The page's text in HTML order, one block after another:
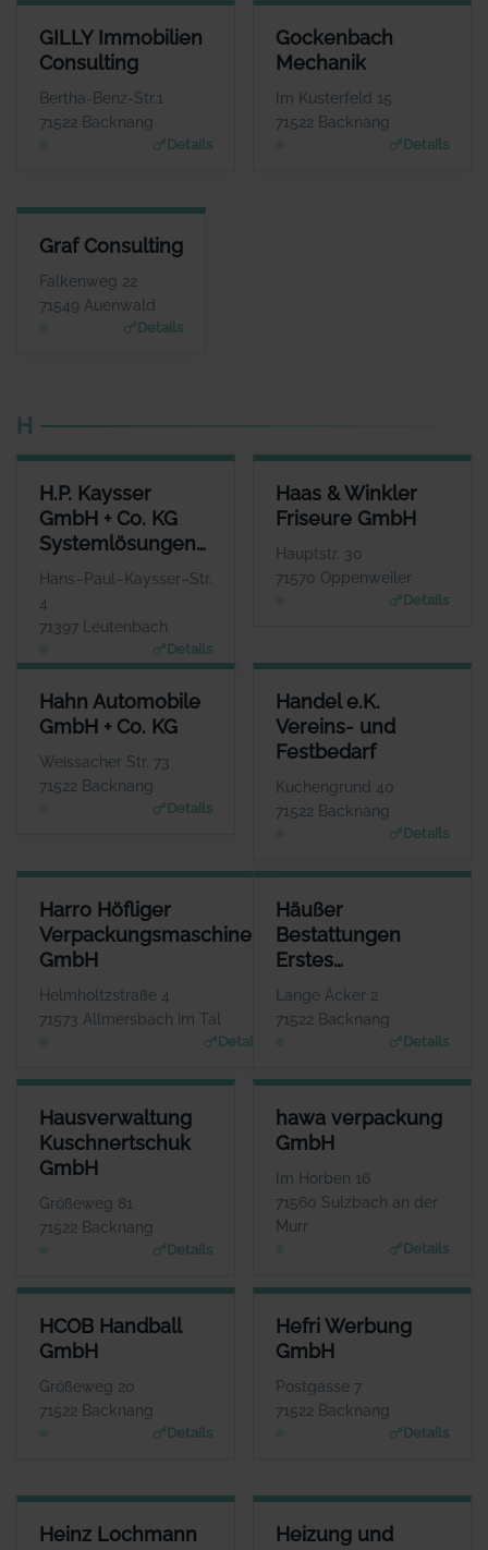
GILLY Immobilien
Consulting
Bertha-Benz-Str.1
71522 Backnang
Details
GILLY IMMOBILIEN CONSULTING
Herr Marcel Gilly
www.gilly-immobilien.de
Gockenbach
Mechanik
Im Kusterfeld 15
71522 Backnang
Details
GOCKENBACH MECHANIK
ANSPRECHPARTNER
Frau Barbara Braun
www.gockenbach-faess
Graf Consulting
Falkenweg 22
71549 Auenwald
Details
GRAF CONSULTING
ANSPRECHPARTNER
Herr Charley Graf
WEBSITE
www.grafconsulting.eu
H
H.P. Kaysser
GmbH + Co. KG
Systemlösungen
in Metall
Hans–Paul–Kaysser–Str.
4
71397 Leutenbach
Details
H.P. KAYSSER GMBH + CO. KG SYSTEMLÖSUNGEN IN METALL
ANSPRECHPARTNER
Herr Thomas Kaysser
www.kaysser.de
Haas & Winkler
Friseure GmbH
Hauptstr. 30
71570 Oppenweiler
Details
HAAS & WINKLER FRISEURE
Frau Rebacca
www.haas-winkler-
Hahn Automobile
GmbH + Co. KG
Weissacher Str. 73
71522 Backnang
Details
HAHN AUTOMOBILE GMBH + CO. KG
Herr Frank Stotz
WEBSITE
www.hahn-automobile.de
Handel e.K.
Vereins- und
Festbedarf
Kuchengrund 40
71522 Backnang
Details
HANDEL E.K. VEREINS- UND
Harro Höfliger
Verpackungsmaschinen
GmbH
Helmholtzstraße 4
71573 Allmersbach im Tal
Details
HARRO HÖFLIGER VERPACKUNGSMASCHINEN GMBH
Herr Markus Höfliger
WEBSITE
Häußer
Bestattungen
Erstes
Backnanger
Bestattungsinstitut
Lange Äcker 2
71522 Backnang
Details
HÄUSSER BESTATTUNGEN
Hausverwaltung
Kuschnertschuk
GmbH
Größeweg 81
71522 Backnang
Details
HAUSVERWALTUNG KUSCHNERTSCHUK GMBH
ANSPRECHPARTNER
Frau Christine Kuschnertschuk
WEBSITE
Www.Kuschnertschuk.de
hawa verpackung
GmbH
Im Horben 16
71560 Sulzbach an der
Murr
Details
HAWA VERPACKUNG GMBH
ANSPRECHPARTNER
Herr Aaron Ceskutti
www.hawa-verpackung.d
HCOB Handball
GmbH
Größeweg 20
71522 Backnang
Details
HCOB HANDBALL GMBH
ANSPRECHPARTNER
Herr Markus Mandlik
www.hcob.de
Hefri Werbung
GmbH
Postgasse 7
71522 Backnang
Details
HEFRI WERBUNG GMBH
ANSPRECHPARTNER
Herr Werner Stroh
www.bkz.de
Heinz Lochmann
HEINZ LOCHMANN FILMTHEATER-BETRIEBE GMBH
Heizung und
HEIZUNG UND SANITÄR